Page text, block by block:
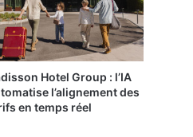
Hotel Group : l’IA
l’alignement des
en temps réel